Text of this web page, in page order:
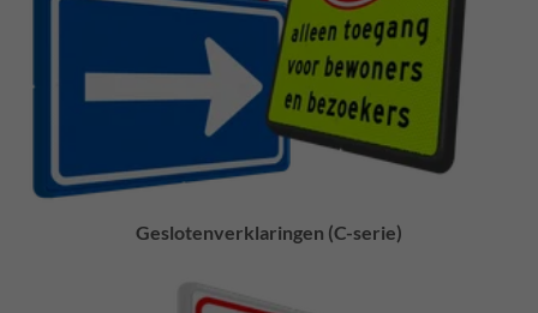
Geslotenverklaringen (C-serie)